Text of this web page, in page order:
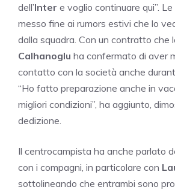
dell’Inter e voglio continuare qui”.
messo fine ai rumors estivi che lo
dalla squadra. Con un contratto che
Calhanoglu ha confermato di aver
contatto con la società anche
“Ho fatto preparazione anche in
migliori condizioni”, ha aggiunto,
dedizione.
Il centrocampista ha anche parlato
con i compagni, in particolare con
sottolineando che entrambi sono